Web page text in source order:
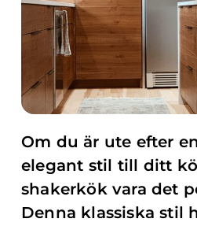
Om du är ute efter
elegant stil till ditt
shakerkök vara det
Denna klassiska stil